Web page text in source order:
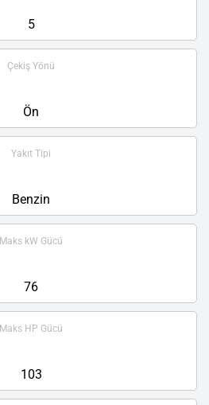
5
Çekiş Yönü
Ön
Yakıt Tipi
Benzin
Maks kW Gücü
76
Maks HP Gücü
103